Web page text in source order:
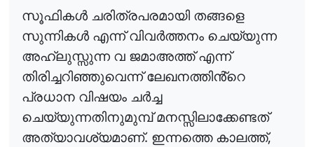
സൂഫികൾ ചരിത്രപരമായി തങ്ങളെ
സുന്നികൾ എന്ന് വിവർത്തനം ചെയ്യുന്ന
അഹ്ലുസ്സുന്ന വ ജമാഅത്ത് എന്ന്
തിരിച്ചറിഞ്ഞുവെന്ന് ലേഖനത്തിൻ്റെ
പ്രധാന വിഷയം ചർച്ച
ചെയ്യുന്നതിനുമുമ്പ് മനസ്സിലാക്കേണ്ടത്
അത്യാവശ്യമാണ്. ഇന്നത്തെ കാലത്ത്,